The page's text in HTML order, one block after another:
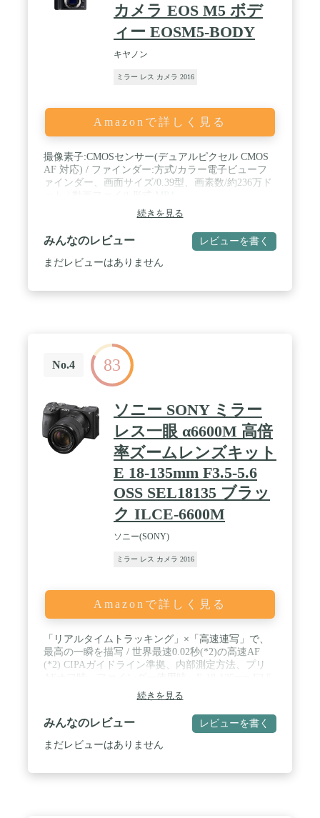
カメラ EOS M5 ボデ
ィー EOSM5-BODY
キヤノン
ミラー レス カメラ 2016
Amazonで詳しく見る
撮像素子:CMOSセンサー(デュアルピクセル CMOS
AF 対応) / ファインダー:方式/カラー電子ビューフ
ァインダー、画面サイズ/0.39型、画素数/約236万ド
続きを見る
みんなのレビュー レビューを書く
まだレビューはありません
No.4 83
ソニー SONY ミラー
レス一眼 α6600M 高倍
率ズームレンズキット
E 18-135mm F3.5-5.6
OSS SEL18135 ブラッ
ク ILCE-6600M
ソニー(SONY)
ミラー レス カメラ 2016
Amazonで詳しく見る
「リアルタイムトラッキング」×「高速連写」で、
最高の一瞬を描写 / 世界最速0.02秒(*2)の高速AF
(*2) CIPAガイドライン準拠、内部測定方法、プリ
5.6 OSS装着時。 / 撮像エリア約84%をカバーする
425点像面位相差AFセンサー / 「リアルタイム瞳
AF」が人物、動物に加え、動画撮影時(*3)にも対応
(*3) APS-Cセンサー搭載デジタル一眼カメラとし
て。2019年8月広報発表時点、ソニー調べ / 光学式5
続きを見る
みんなのレビュー レビューを書く
まだレビューはありません